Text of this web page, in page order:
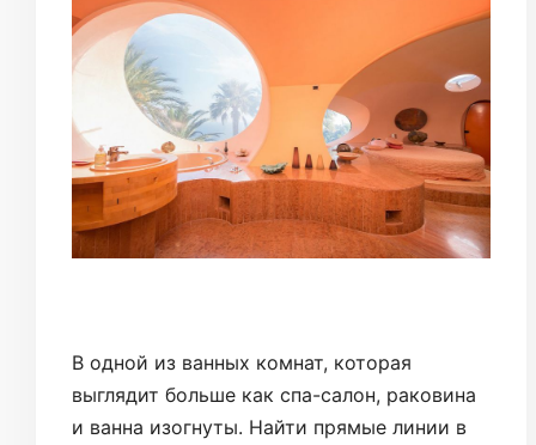
В одной из ванных комнат, которая
выглядит больше как спа-салон, раковина
и ванна изогнуты. Найти прямые линии в